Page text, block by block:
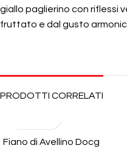
giallo paglierino con riflessi
fruttato e dal gusto
PRODOTTI CORRELATI
Fiano di Avellino Docg